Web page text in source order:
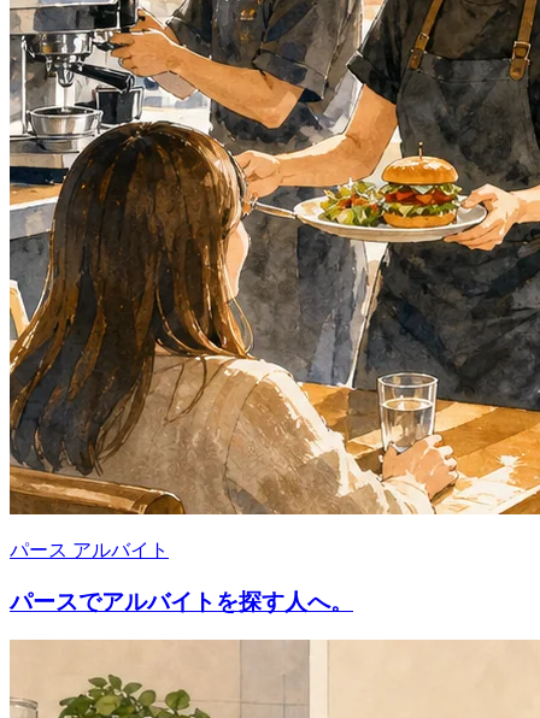
パース アルバイト
パースでアルバイトを探す人へ。